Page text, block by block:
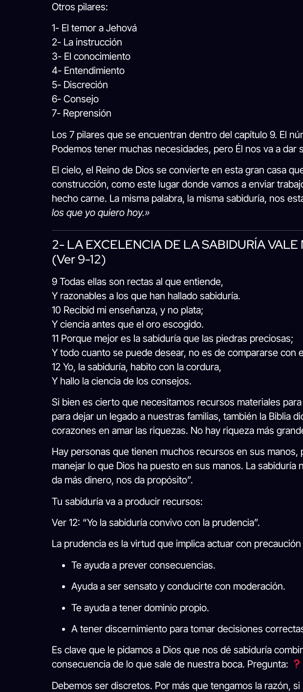
Otros pilares:
1- El temor a Jehová
2- La instrucción
3- El conocimiento
4- Entendimiento
5- Discreción
6- Consejo
7- Reprensión
Los 7 pilares que se encuentran dentro del capítulo 9. El
Podemos tener muchas necesidades, pero Él nos va a dar
El cielo, el Reino de Dios se convierte en esta gran casa
construcción, como este lugar donde vamos a enviar
hecho carne. La misma palabra, la misma sabiduría, nos
los que yo quiero hoy.»
2- LA EXCELENCIA DE LA SABIDURÍA VALE
(ver 9-12)
9 Todas ellas son rectas al que entiende,
Y razonables a los que han hallado sabiduría.
10 Recibid mi enseñanza, y no plata;
Y ciencia antes que el oro escogido.
11 Porque mejor es la sabiduría que las piedras preciosas;
Y todo cuanto se puede desear, no es de compararse con
12 Yo, la sabiduría, habito con la cordura,
Y hallo la ciencia de los consejos.
Si bien es cierto que necesitamos recursos materiales
para dejar un legado a nuestras familias, también la Biblia
corazones en amar las riquezas. No hay riqueza más
Hay personas que tienen muchos recursos en sus
manejar lo que Dios ha puesto en sus manos. La
da más dinero, nos da propósito”.
Tu sabiduría va a producir recursos:
Ver 12: “Yo la sabiduría convivo con la prudencia”.
La prudencia es la virtud que implica actuar con
Te ayuda a prever consecuencias.
Ayuda a ser sensato y conducirte con moderación.
Te ayuda a tener dominio propio.
A tener discernimiento para tomar decisiones
Es clave que le pidamos a Dios que nos dé sabiduría
consecuencia de lo que sale de nuestra boca. Pregunta:
Debemos ser discretos. Por más que tengamos la razón,